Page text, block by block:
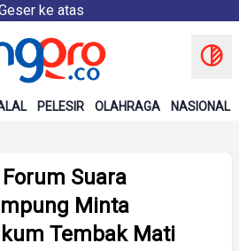
ke atas
PELESIR OLAHRAGA NASIONAL
Suara
Minta
Tembak Mati